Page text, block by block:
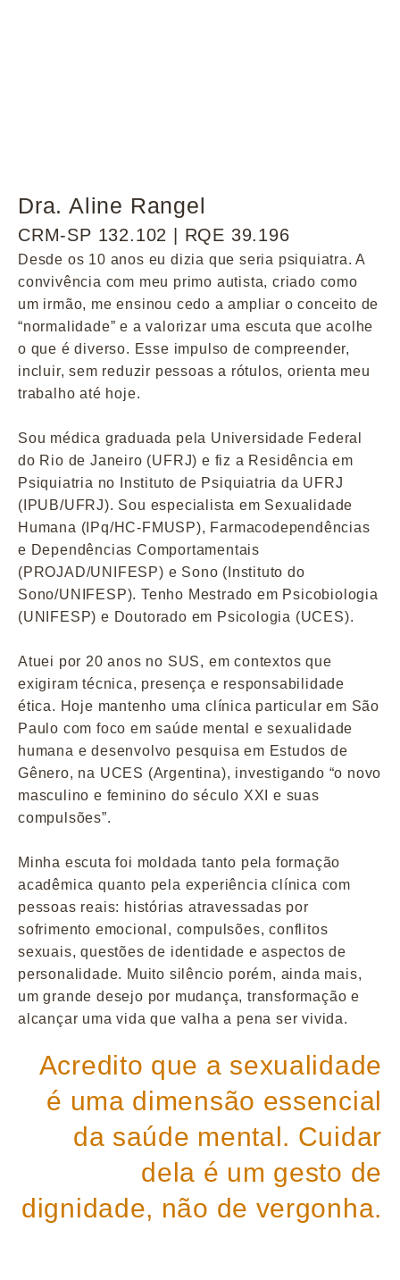
Dra. Aline Rangel
CRM-SP 132.102 | RQE 39.196
Desde os 10 anos eu dizia que seria psiquiatra. A
convivência com meu primo autista, criado como
um irmão, me ensinou cedo a ampliar o conceito de
“normalidade” e a valorizar uma escuta que acolhe
o que é diverso. Esse impulso de compreender,
incluir, sem reduzir pessoas a rótulos, orienta meu
trabalho até hoje.
Sou médica graduada pela Universidade Federal
do Rio de Janeiro (UFRJ) e fiz a Residência em
Psiquiatria no Instituto de Psiquiatria da UFRJ
(IPUB/UFRJ). Sou especialista em Sexualidade
Humana (IPq/HC-FMUSP), Farmacodependências
e Dependências Comportamentais
(PROJAD/UNIFESP) e Sono (Instituto do
Sono/UNIFESP). Tenho Mestrado em Psicobiologia
(UNIFESP) e Doutorado em Psicologia (UCES).
Atuei por 20 anos no SUS, em contextos que
exigiram técnica, presença e responsabilidade
ética. Hoje mantenho uma clínica particular em São
Paulo com foco em saúde mental e sexualidade
humana e desenvolvo pesquisa em Estudos de
Gênero, na UCES (Argentina), investigando “o novo
masculino e feminino do século XXI e suas
compulsões”.
Minha escuta foi moldada tanto pela formação
acadêmica quanto pela experiência clínica com
pessoas reais: histórias atravessadas por
sofrimento emocional, compulsões, conflitos
sexuais, questões de identidade e aspectos de
personalidade. Muito silêncio porém, ainda mais,
um grande desejo por mudança, transformação e
alcançar uma vida que valha a pena ser vivida.
Acredito que a sexualidade
é uma dimensão essencial
da saúde mental. Cuidar
dela é um gesto de
dignidade, não de vergonha.